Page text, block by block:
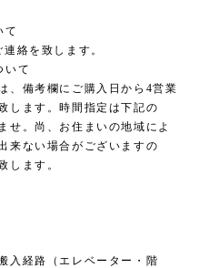
て
絡を致します。
いて
、備考欄にご購入日から4営業
します。時間指定は下記の
せ。尚、お住まいの地域によ
来ない場合がございますの
します。
入経路（エレベーター・階